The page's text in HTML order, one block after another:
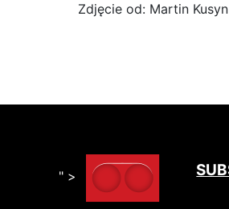
Zdjęcie od: Martin Kusyn
" >